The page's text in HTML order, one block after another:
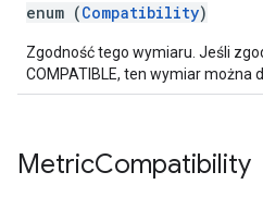
enum (Compatibility)
Zgodność tego wymiaru. Jeśli
COMPATIBLE, ten wymiar można
MetricCompatibility